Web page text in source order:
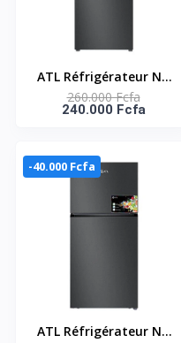
ATL Réfrigérateur No
Frost/ 286L/ ATL-
2C320N-02 Portes/
Certificate/
260.000 Fcfa
240.000 Fcfa
-40.000 Fcfa
ATL Réfrigérateur No